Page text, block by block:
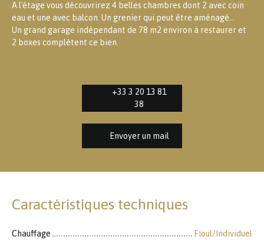
A l'étage vous découvrirez 4 belles chambres dont 2 avec coin
eau et une avec balcon. Un grenier qui peut être aménagé...
Un grand garage indépendant de 78 m2 environ à restaurer et
2 boxes complètent ce bien.
+33 3 20 13 81
38
Envoyer un mail
Caractéristiques techniques
Chauffage
Fioul/Individuel